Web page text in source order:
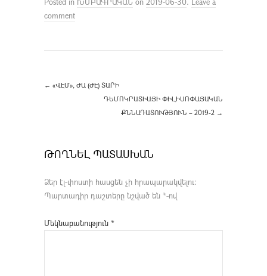
comment
← «ՎԷՄ», ԺԱ (ԺԷ) ՏԱՐԻ
ԴԵՄՈԿՐԱՏԻԱՅԻ ՓԻԼԻՍՈՓԱՅԱԿԱՆ
ՔՆՆԱԴԱՏՈՒԹՅՈՒՆ – 2019-2 →
ԹՈՂՆԵԼ ՊԱՏԱՍԽԱՆ
Ձեր էլ-փոստի հասցեն չի հրապարակվելու։
Պարտադիր դաշտերը նշված են *-ով
Մեկնաբանություն *